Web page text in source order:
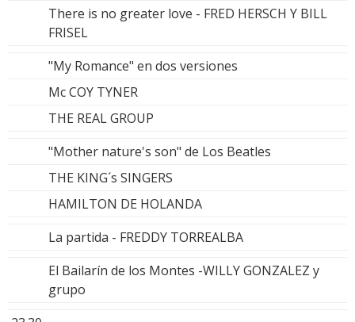
There is no greater love - FRED HERSCH Y BILL
FRISEL
"My Romance" en dos versiones
Mc COY TYNER
THE REAL GROUP
"Mother nature's son" de Los Beatles
THE KING´s SINGERS
HAMILTON DE HOLANDA
La partida - FREDDY TORREALBA
El Bailarín de los Montes -WILLY GONZALEZ y
grupo